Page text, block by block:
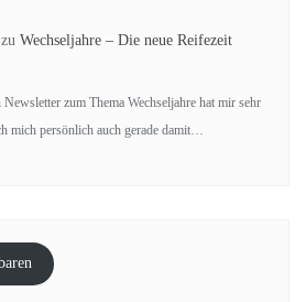
zu Wechseljahre – Die neue Reifezeit
zum Thema Wechseljahre hat mir sehr
mich persönlich auch gerade damit…